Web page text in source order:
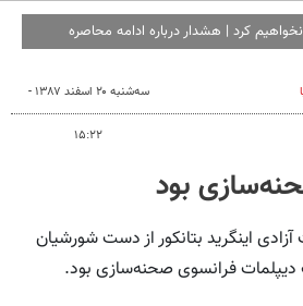
کرد | هشدار درباره ادامه محاصره
سه‌شنبه ۲۰ اسفند ۱۳۸۷ -
۱۵:۲۲
بود
اینگرید بتانکور از دست شورشیان
دیپلمات فرانسوی صحنه‌سازی بود.